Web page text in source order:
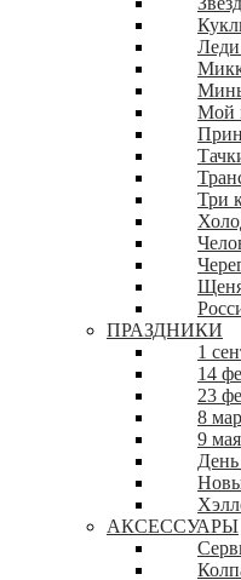
Мой
Три
ПРАЗДНИКИ
1
14
23
8
9 мая
АКСЕССУАРЫ